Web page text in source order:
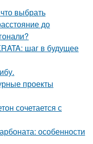
выбрать
до
шаг в будущее
проекты
сочетается с
особенности